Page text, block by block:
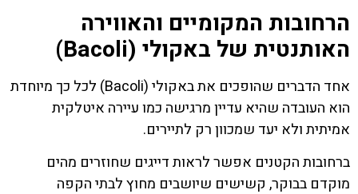
הרחובות המקומיים והאווירה
האותנטית של באקולי (Bacoli)
אחד הדברים שהופכים את באקולי (Bacoli) לכל כך מיוחדת
הוא העובדה שהיא עדיין מרגישה כמו עיירה איטלקית
אמיתית ולא יעד שמכוון רק לתיירים.
ברחובות הקטנים אפשר לראות דייגים שחוזרים מהים
מוקדם בבוקר, קשישים שיושבים מחוץ לבתי הקפה